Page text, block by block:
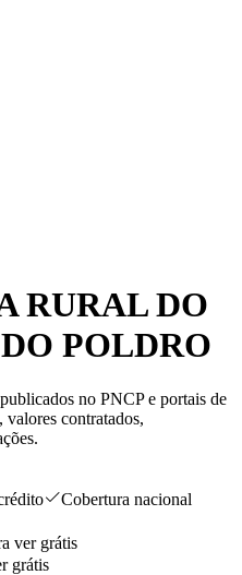
RURAL DO
POLDRO
no PNCP e portais de
contratados,
Cobertura nacional
ver grátis
grátis